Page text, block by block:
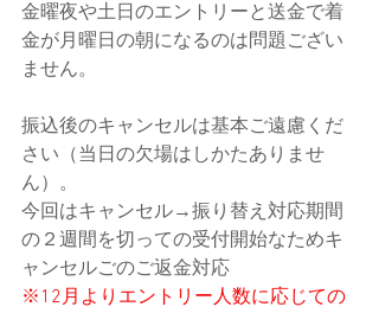
金曜夜や土日のエントリーと送金で着
金が月曜日の朝になるのは問題ござい
ません。
振込後のキャンセルは基本ご遠慮くだ
さい（当日の欠場はしかたありませ
ん）。
今回はキャンセル→振り替え対応期間
の２週間を切っての受付開始なためキ
ャンセルごのご返金対応
※12月よりエントリー人数に応じての